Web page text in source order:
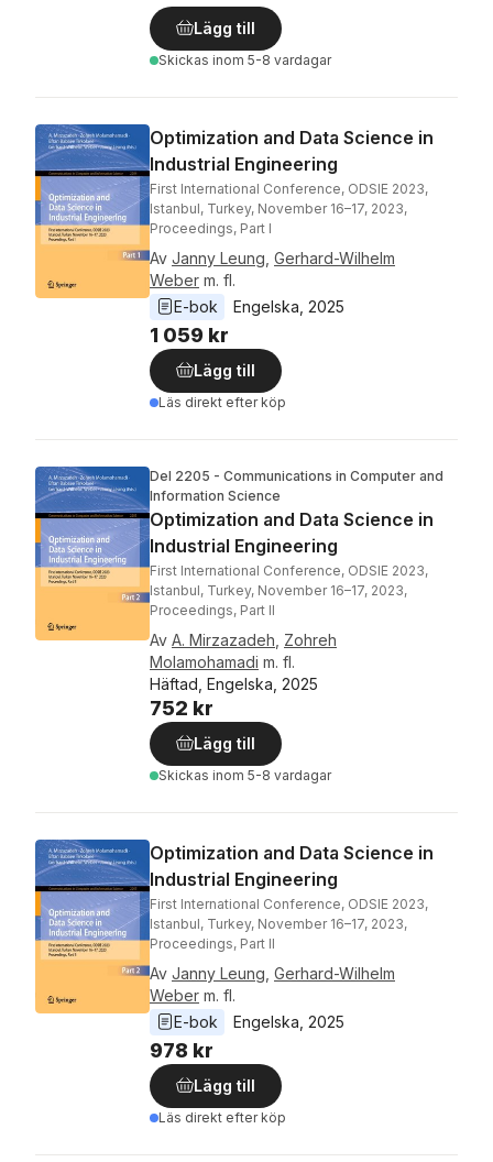
Lägg till
Skickas inom 5-8 vardagar
Optimization and Data Science in
Industrial Engineering
First International Conference, ODSIE 2023,
Istanbul, Turkey, November 16–17, 2023,
Proceedings, Part I
Av Janny Leung Gerhard-Wilhelm
Weber m. fl.
E-bok
Engelska 2025
1 059 kr
Lägg till
Läs direkt efter köp
Del 2205 - Communications in Computer and
Information Science
Optimization and Data Science in
Industrial Engineering
First International Conference, ODSIE 2023,
Istanbul, Turkey, November 16–17, 2023,
Proceedings, Part II
Av A. Mirzazadeh Zohreh
Molamohamadi m. fl.
Häftad, Engelska, 2025
752 kr
Lägg till
Skickas inom 5-8 vardagar
Optimization and Data Science in
Industrial Engineering
First International Conference, ODSIE 2023,
Istanbul, Turkey, November 16–17, 2023,
Proceedings, Part II
Av Janny Leung Gerhard-Wilhelm
Weber m. fl.
E-bok
Engelska 2025
978 kr
Lägg till
Läs direkt efter köp